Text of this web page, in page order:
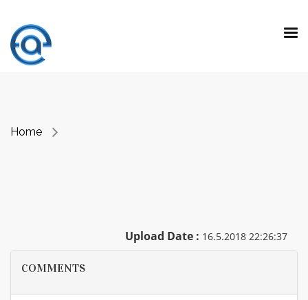
expected work with extraordinary talent.
to do unexpected jobs with ordinary skills.”
Home
Upload Date : 16.5.2018 22:26:37
COMMENTS